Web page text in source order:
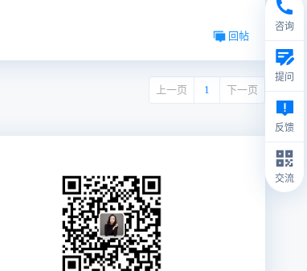
回帖
上一页 1 下一页
咨询
提问
反馈
交流